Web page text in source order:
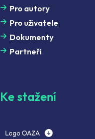
Pro autory
Pro uživatele
Dokumenty
Partneři
Ke stažení